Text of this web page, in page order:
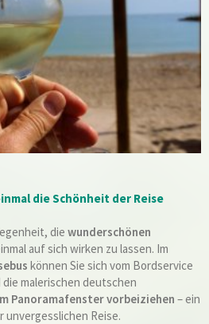
die Schönheit der Reise
die wunderschönen
auf sich wirken zu lassen. Im
können Sie sich vom Bordservice
malerischen deutschen
Panoramafenster vorbeiziehen – ein
Reise.